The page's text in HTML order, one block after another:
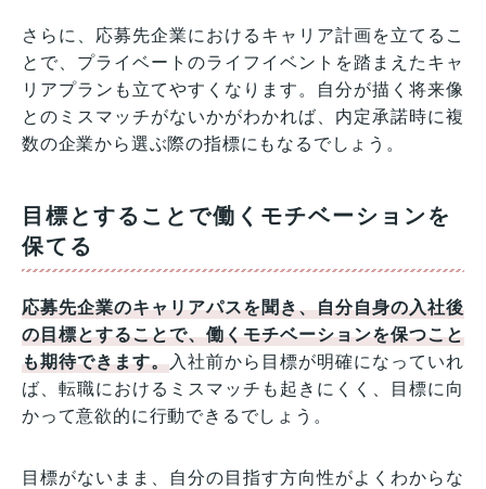
さらに、応募先企業におけるキャリア計画を立てるこ
とで、プライベートのライフイベントを踏まえたキャ
リアプランも立てやすくなります。自分が描く将来像
とのミスマッチがないかがわかれば、内定承諾時に複
数の企業から選ぶ際の指標にもなるでしょう。
目標とすることで働くモチベーションを
保てる
応募先企業のキャリアパスを聞き、自分自身の入社後
の目標とすることで、働くモチベーションを保つこと
も期待できます。入社前から目標が明確になっていれ
ば、転職におけるミスマッチも起きにくく、目標に向
かって意欲的に行動できるでしょう。
目標がないまま、自分の目指す方向性がよくわからな